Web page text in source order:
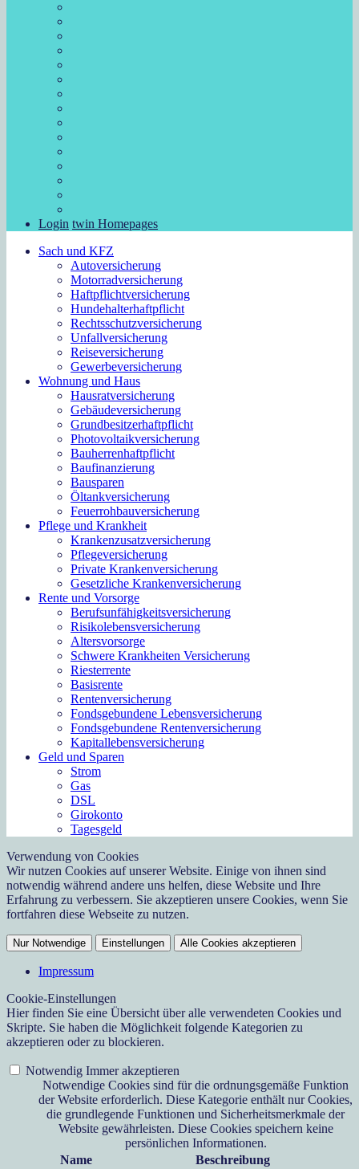
Login twin Homepages
Sach und KFZ
Autoversicherung
Motorradversicherung
Haftpflichtversicherung
Hundehalterhaftpflicht
Rechtsschutzversicherung
Unfallversicherung
Reiseversicherung
Gewerbeversicherung
Wohnung und Haus
Hausratversicherung
Gebäudeversicherung
Grundbesitzerhaftpflicht
Photovoltaikversicherung
Bauherrenhaftpflicht
Baufinanzierung
Bausparen
Öltankversicherung
Feuerrohbauversicherung
Pflege und Krankheit
Krankenzusatzversicherung
Pflegeversicherung
Private Krankenversicherung
Gesetzliche Krankenversicherung
Rente und Vorsorge
Berufs­unfähigkeitsversicherung
Risikolebensversicherung
Altersvorsorge
Schwere Krankheiten Versicherung
Riesterrente
Basisrente
Rentenversicherung
Fondsgebundene Lebensversicherung
Fondsgebundene Rentenversicherung
Kapitallebensversicherung
Geld und Sparen
Strom
Gas
DSL
Girokonto
Tagesgeld
Verwendung von Cookies
Wir nutzen Cookies auf unserer Website. Einige von ihnen sind
notwendig während andere uns helfen, diese Website und Ihre
Erfahrung zu verbessern. Sie akzeptieren unsere Cookies, wenn Sie
fortfahren diese Webseite zu nutzen.
Nur Notwendige Einstellungen Alle Cookies akzeptieren
Impressum
Cookie-Einstellungen
Hier finden Sie eine Übersicht über alle verwendeten Cookies und
Skripte. Sie haben die Möglichkeit folgende Kategorien zu
akzeptieren oder zu blockieren.
Notwendig Immer akzeptieren
Notwendige Cookies sind für die ordnungsgemäße Funktion
der Website erforderlich. Diese Kategorie enthält nur Cookies,
die grundlegende Funktionen und Sicherheitsmerkmale der
Website gewährleisten. Diese Cookies speichern keine
persönlichen Informationen.
Name
Beschreibung